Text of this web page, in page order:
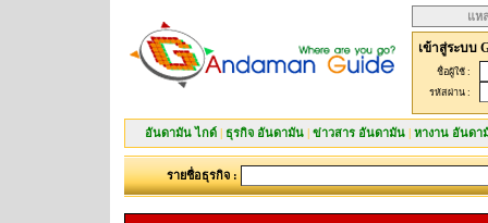
แห
เข้าสู่ระบบ
ชื่อผู้ใช้ :
รหัสผ่าน :
อันดามัน ไกด์ | ธุรกิจ อันดามัน | ข่าวสาร อันดามัน | หางาน อันดา
รายชื่อธุรกิจ :